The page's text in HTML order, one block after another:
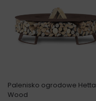
Palenisko ogrodowe Hetta
Wood